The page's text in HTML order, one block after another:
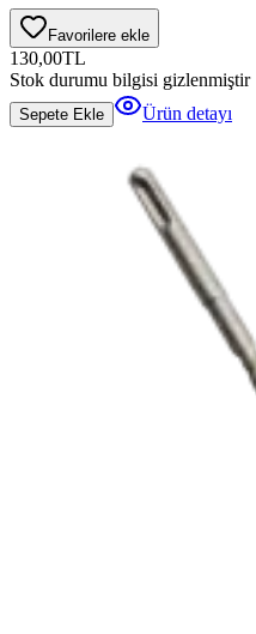
Favorilere ekle
130,00TL
Stok durumu bilgisi gizlenmiştir
Sepete Ekle Ürün detayı